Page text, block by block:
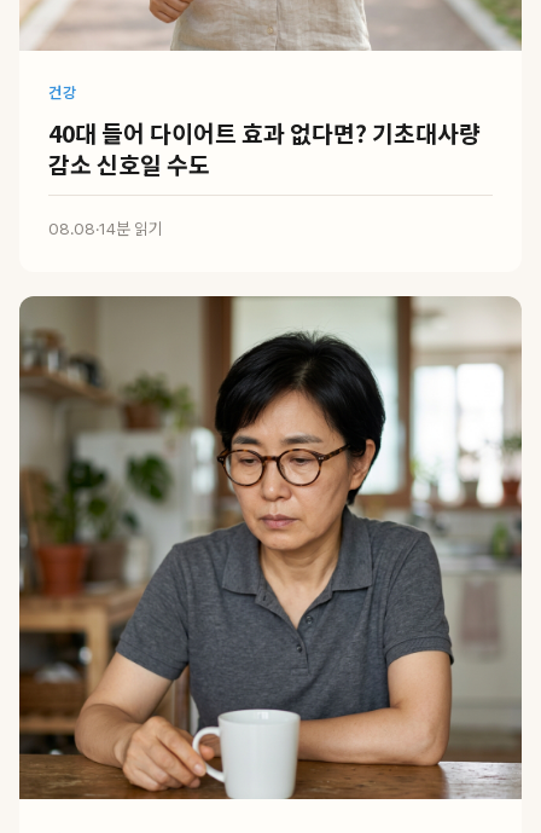
건강
40대 들어 다이어트 효과 없다면? 기초대사량
감소 신호일 수도
08.08·14분 읽기